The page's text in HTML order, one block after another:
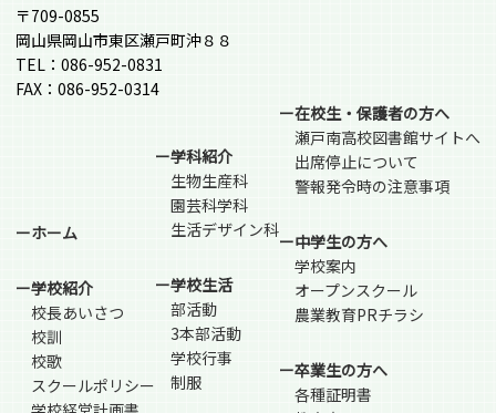
〒709-0855
岡山県岡山市東区瀬戸町沖８８
TEL：086-952-0831
FAX：086-952-0314
ーホーム
ー学校紹介
校長あいさつ
校訓
校歌
スクールポリシー
ー学科紹介
生物生産科
園芸科学科
生活デザイン科
ー学校生活
部活動
3本部活動
学校行事
制服
ー在校生・保護者の方へ
瀬戸南高校図書館サイトへ
出席停止について
警報発令時の注意事項
ー中学生の方へ
学校案内
オープンスクール
農業教育PRチラシ
ー卒業生の方へ
各種証明書